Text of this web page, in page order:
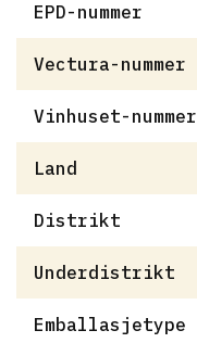
EPD-nummer
Vectura-nummer
Vinhuset-nummer
Land
Distrikt
Underdistrikt
Emballasjetype